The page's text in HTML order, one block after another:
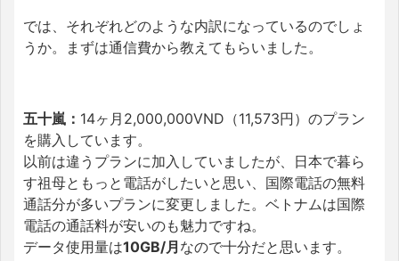
では、それぞれどのような内訳になっているのでしょ
うか。まずは通信費から教えてもらいました。
五十嵐： 14ヶ月2,000,000VND（11,573円）のプラン
を購入しています。
以前は違うプランに加入していましたが、日本で暮ら
す祖母ともっと電話がしたいと思い、国際電話の無料
通話分が多いプランに変更しました。ベトナムは国際
電話の通話料が安いのも魅力ですね。
データ使用量は10GB/月 なので十分だと思います。